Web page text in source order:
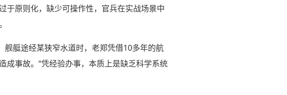
于原则化，缺少可操作性，官兵在实战场景中
舰艇途经某狭窄水道时，老郑凭借10多年的航
成事故。“凭经验办事，本质上是缺乏科学系统